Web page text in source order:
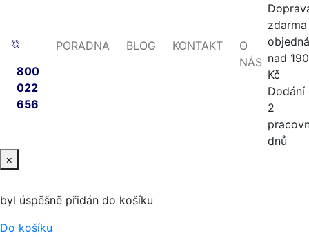
800
022
656
PORADNA BLOG KONTAKT
O
NÁS nad
Kč
Dodání
2
dnů
×
byl úspěšně přidán do košíku
Do košíku